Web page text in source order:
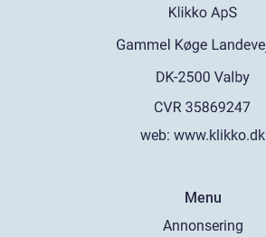
web: www.klikko.dk
Menu
Annonsering